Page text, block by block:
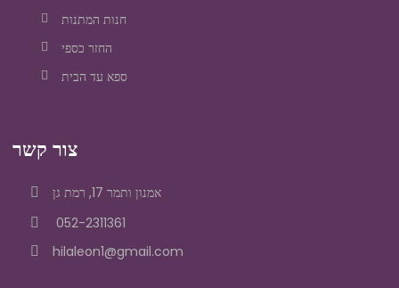
חנות המתנות
החזר כספי
ספא עד הבית
צור קשר
אמנון ותמר 17, רמת גן
052-2311361
hilaleon1@gmail.com